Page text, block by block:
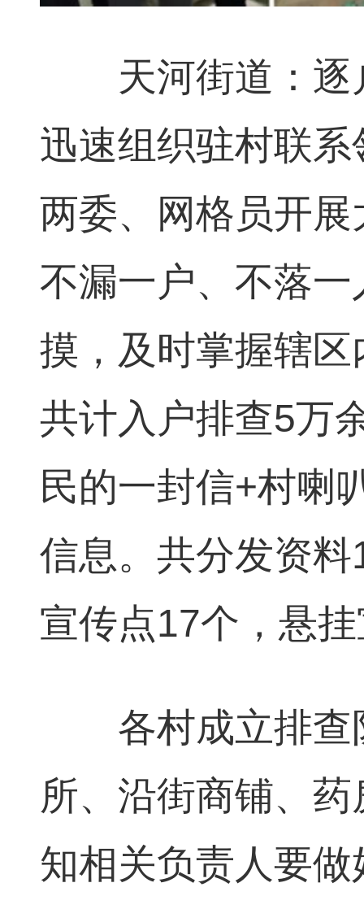
天河街道：逐
迅速组织驻村联
两委、网格员开
不漏一户、不落一
摸，及时掌握辖
共计入户排查5万
民的一封信+村喇
信息。共分发资
宣传点17个，悬
各村成立排查
所、沿街商铺、
知相关负责人要